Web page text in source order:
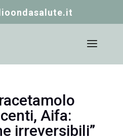
Aifa:
irreversibili”